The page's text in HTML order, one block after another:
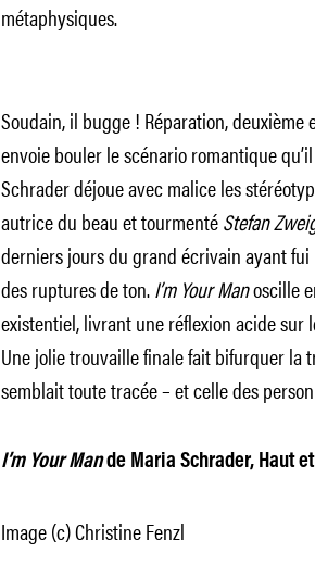
métaphysiques.
Soudain, il bugge ! Réparation, deuxième
envoie bouler le scénario romantique
Schrader déjoue avec malice les
autrice du beau et tourmentéStefan
derniers jours du grand écrivain ayant
des ruptures de ton.I’m Your Manoscille
existentiel, livrant une réflexion acide
Une jolie trouvaille finale fait bifurquer la
semblait toute tracée – et celle des
I’m Your Mande Maria Schrader, Haut
Image (c) Christine Fenzl